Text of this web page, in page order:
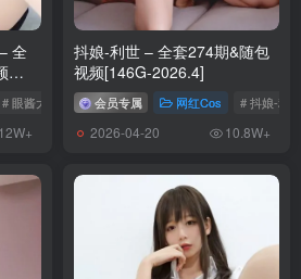
全
# 眼酱大魔王w
12W+
抖娘-利世 – 全套274期&随包
视频[146G-2026.4]
会员专属 网红Cos # 抖娘-利世
2026-04-20 10.8W+